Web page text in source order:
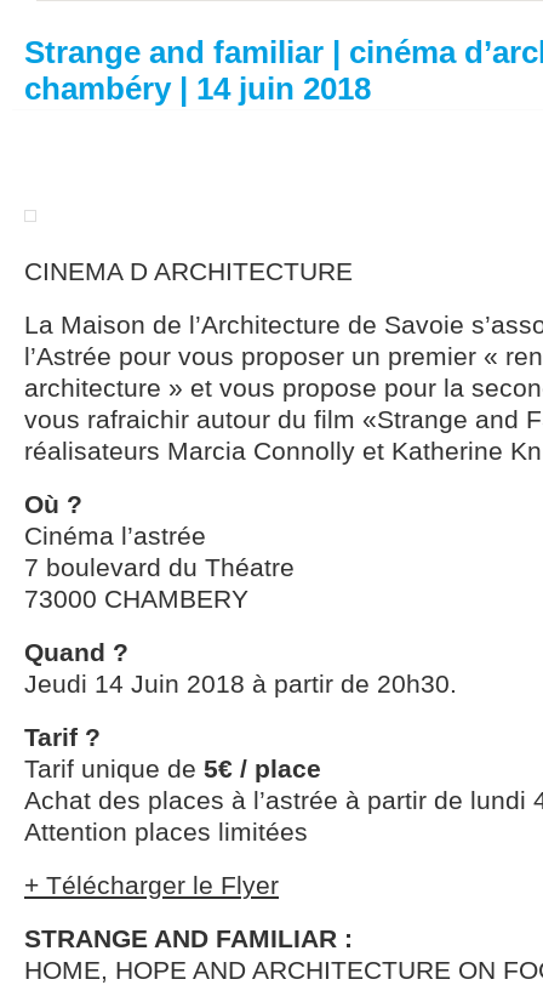
Strange and familiar | cinéma
chambéry | 14 juin 2018
CINEMA D ARCHITECTURE
La Maison de l’Architecture de Savoie
l’Astrée pour vous proposer un premier «
architecture » et vous propose pour la
vous rafraichir autour du film «Strange and
réalisateurs Marcia Connolly et Katherine
Où ?
Cinéma l’astrée
7 boulevard du Théatre
73000 CHAMBERY
Quand ?
Jeudi 14 Juin 2018 à partir de 20h30.
Tarif ?
Tarif unique de 5€ / place
Achat des places à l’astrée à partir de lundi
Attention places limitées
+ Télécharger le Flyer
STRANGE AND FAMILIAR :
HOME, HOPE AND ARCHITECTURE ON